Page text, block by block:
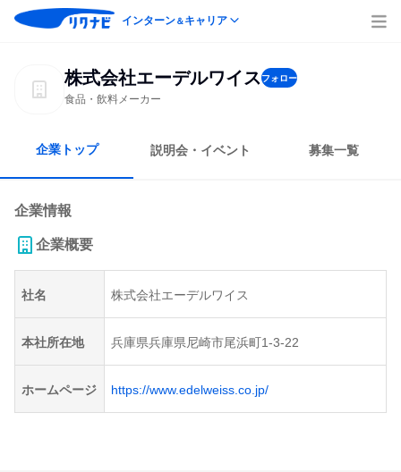
インターン＆キャリア
株式会社エーデルワイスフォロー
食品・飲料メーカー
企業トップ 説明会・イベント 募集一覧
企業情報
企業概要
社名 株式会社エーデルワイス
本社所在地 兵庫県兵庫県尼崎市尾浜町1-3-22
ホームページ https://www.edelweiss.co.jp/